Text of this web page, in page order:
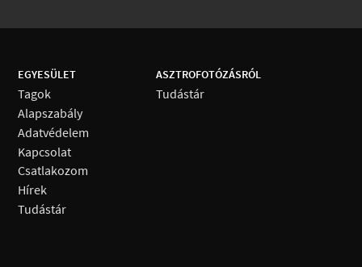
EGYESÜLET
Tagok
Alapszabály
Adatvédelem
Kapcsolat
Csatlakozom
Hírek
Tudástár
ASZTROFOTÓZÁSRÓL
Tudástár